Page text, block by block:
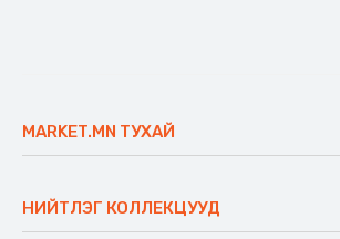
MARKET.MN ТУХАЙ
Үнэт зүйлс
Ажлын байр
НИЙТЛЭГ КОЛЛЕКЦУУД